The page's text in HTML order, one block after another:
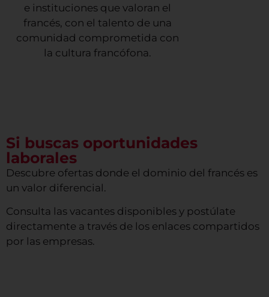
e instituciones que valoran el
francés, con el talento de una
comunidad comprometida con
la cultura francófona.
Si buscas oportunidades
laborales
Descubre ofertas donde el dominio del francés es
un valor diferencial.
Consulta las vacantes disponibles y postúlate
directamente a través de los enlaces compartidos
por las empresas.